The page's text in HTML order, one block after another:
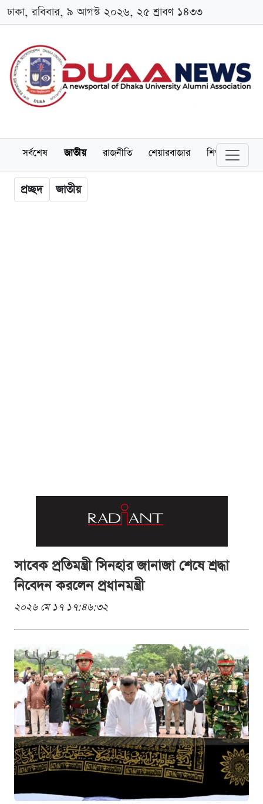
ঢাকা, রবিবার, ৯ আগস্ট ২০২৬, ২৫ শ্রাবণ ১৪৩৩
সর্বশেষ জাতীয় রাজনীতি শেয়ারবাজার শিক্ষা
প্রচ্ছদ জাতীয়
সাবেক প্রতিমন্ত্রী সিনহার জানাজা শেষে শ্রদ্ধা
নিবেদন করলেন প্রধানমন্ত্রী
২০২৬ মে ১৭ ১৭:৪৬:৩২